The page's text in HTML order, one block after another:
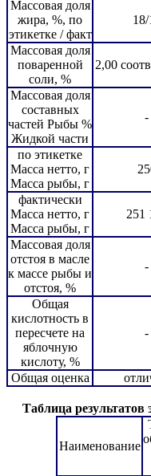
Массовая доля
жира, %, по
этикетке / факт
18/
Массовая доля
поваренной
соли, %
2,00
Массовая доля
составных
частей Рыбы %
Жидкой части
-
по этикетке
Масса нетто, г
Масса рыбы, г
фактически
Масса нетто, г
Масса рыбы, г
251
Массовая доля
отстоя в масле
к массе рыбы и
отстоя, %
-
Общая
кислотность в
пересчете на
яблочную
кислоту, %
-
Общая оценка
Таблица результатов
Наименование